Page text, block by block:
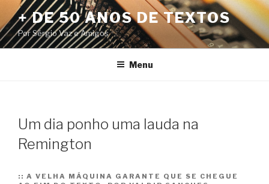
Pular
para
o
conteúdo
+ DE 50 ANOS DE TEXTOS
Por Sérgio Vaz e Amigos
Menu
Um dia ponho uma lauda na
Remington
:: A VELHA MÁQUINA GARANTE QUE SE CHEGUE